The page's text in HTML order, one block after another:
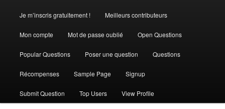
Je m’inscris gratuitement ! Meilleurs contributeurs
Mon compte Mot de passe oublié Open Questions
Popular Questions Poser une question Questions
Récompenses Sample Page Signup
Submit Question Top Users View Profile